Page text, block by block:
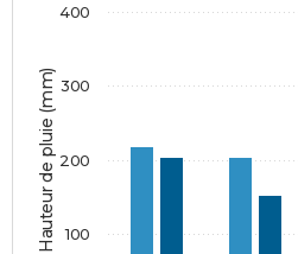
Hauteur de pluie (mm) 100
200
300
400